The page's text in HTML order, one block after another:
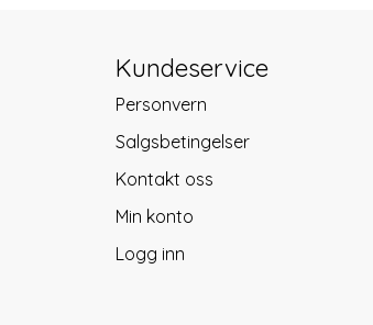
Kundeservice
Personvern
Salgsbetingelser
Kontakt oss
Min konto
Logg inn